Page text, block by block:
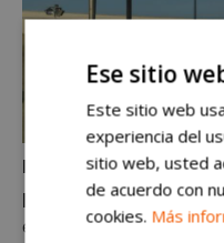
La grabación se llevó
para minimizar las
escenografía del vídeo
Ese sitio
Este sitio web
experiencia del
sitio web, usted
de acuerdo con
cookies. Más